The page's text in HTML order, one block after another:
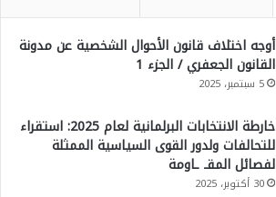
أوجه اختلاف قانون الأحوال الشخصية عن مدونة
القانون الجعفري / الجزء 1
5 سبتمبر، 2025
خارطة الانتخابات البرلمانية لعام 2025: استقراء
للتحالفات ولدور القوى السياسية الممثلة
لفصائل المقـ ـاومة
30 أكتوبر، 2025